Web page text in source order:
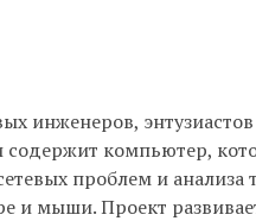
инженеров,
содержит компьютер,
проблем и анализа
и мыши. Проект